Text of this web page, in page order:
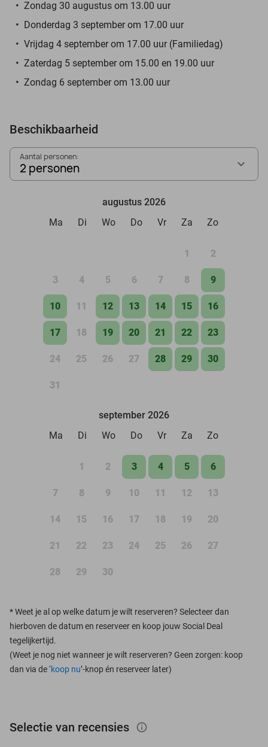
Zondag 30 augustus om 13.00 uur
Donderdag 3 september om 17.00 uur
Vrijdag 4 september om 17.00 uur (Familiedag)
Zaterdag 5 september om 15.00 en 19.00 uur
Zondag 6 september om 13.00 uur
Beschikbaarheid
Aantal personen:
2 personen
augustus 2026
Ma
Di Wo Do Vr Za Zo
1 2
3 4 5 6 7 8 9
10 11 12 13 14 15 16
17 18 19 20 21 22 23
24 25 26 27 28 29 30
31
september 2026
Ma
Di Wo Do Vr Za Zo
1 2 3 4 5 6
7 8 9 10 11 12 13
14 15 16 17 18 19 20
21 22 23 24 25 26 27
28 29 30
*Weet je al op welke datum je wilt reserveren? Selecteer dan
hierboven de datum en reserveer en koop jouw Social Deal
tegelijkertijd.
(Weet je nog niet wanneer je wilt reserveren? Geen zorgen: koop
dan via de ‘koop nu’-knop én reserveer later)
Selectie van recensies info_outlined